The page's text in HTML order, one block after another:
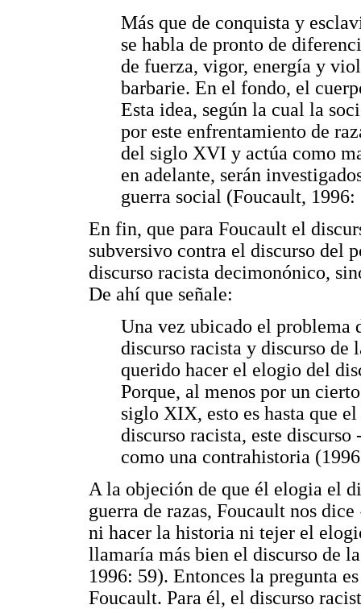
Más que de conquista y
se habla de pronto de
de fuerza, vigor, energía y
barbarie. En el fondo, el
Esta idea, según la cual la
por este enfrentamiento de
del siglo XVI y actúa como
en adelante, serán
guerra social (Foucault, 1996:
En fin, que para Foucault el
subversivo contra el discurso del
discurso racista decimonónico,
De ahí que señale:
Una vez ubicado el
discurso racista y discurso de
querido hacer el elogio del
Porque, al menos por un
siglo XIX, esto es hasta que
discurso racista, este
como una contrahistoria
A la objeción de que él elogia el
guerra de razas, Foucault nos
ni hacer la historia ni tejer el
llamaría más bien el discurso de
1996: 59). Entonces la pregunta
Foucault. Para él, el discurso